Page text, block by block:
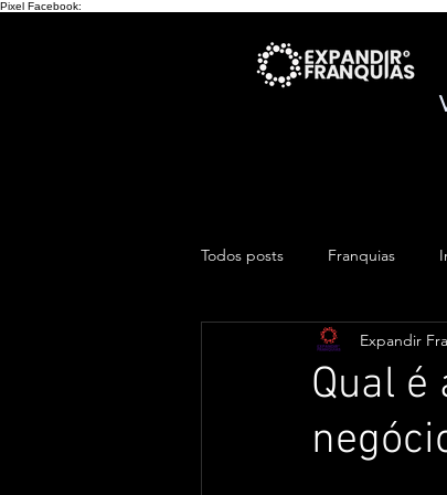
Pixel Facebook:
Todos posts Franquias
Qual
Expandir